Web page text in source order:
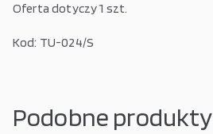
Oferta dotyczy 1 szt.
Kod: TU-024/S
Podobne produkty